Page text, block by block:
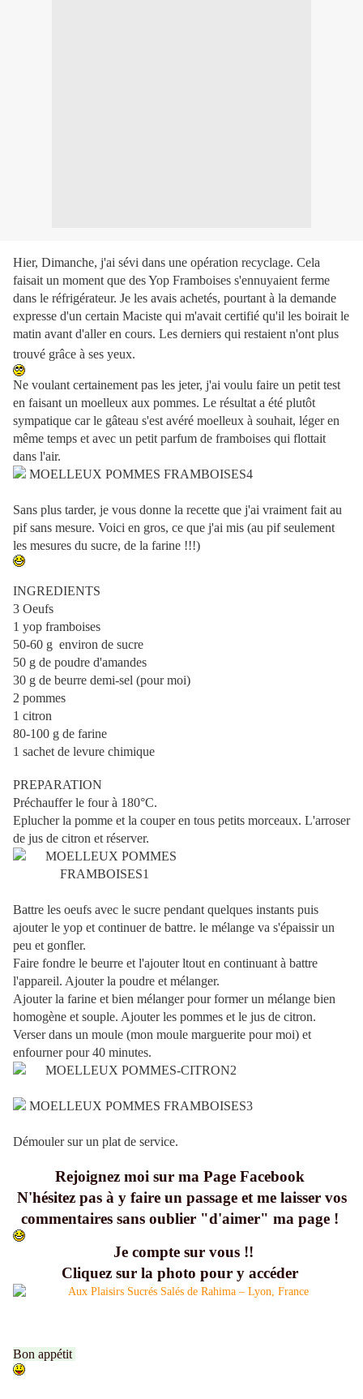
Hier, Dimanche, j'ai sévi dans une opération recyclage. Cela
faisait un moment que des Yop Framboises s'ennuyaient ferme
dans le réfrigérateur. Je les avais achetés, pourtant à la demande
expresse d'un certain Maciste qui m'avait certifié qu'il les boirait le
matin avant d'aller en cours. Les derniers qui restaient n'ont plus
trouvé grâce à ses yeux.
Ne voulant certainement pas les jeter, j'ai voulu faire un petit test
en faisant un moelleux aux pommes. Le résultat a été plutôt
sympatique car le gâteau s'est avéré moelleux à souhait, léger en
même temps et avec un petit parfum de framboises qui flottait
dans l'air.
Sans plus tarder, je vous donne la recette que j'ai vraiment fait au
pif sans mesure. Voici en gros, ce que j'ai mis (au pif seulement
les mesures du sucre, de la farine !!!)
INGREDIENTS
3 Oeufs
1 yop framboises
50-60 g environ de sucre
50 g de poudre d'amandes
30 g de beurre demi-sel (pour moi)
2 pommes
1 citron
80-100 g de farine
1 sachet de levure chimique
PREPARATION
Préchauffer le four à 180°C.
Eplucher la pomme et la couper en tous petits morceaux. L'arroser
de jus de citron et réserver.
Battre les oeufs avec le sucre pendant quelques instants puis
ajouter le yop et continuer de battre. le mélange va s'épaissir un
peu et gonfler.
Faire fondre le beurre et l'ajouter ltout en continuant à battre
l'appareil. Ajouter la poudre et mélanger.
Ajouter la farine et bien mélanger pour former un mélange bien
homogène et souple. Ajouter les pommes et le jus de citron.
Verser dans un moule (mon moule marguerite pour moi) et
enfourner pour 40 minutes.
Démouler sur un plat de service.
Rejoignez moi sur ma Page Facebook
N'hésitez pas à y faire un passage et me laisser vos
commentaires sans oublier "d'aimer" ma page !
Je compte sur vous !!
Cliquez sur la photo pour y accéder
Bon appétit